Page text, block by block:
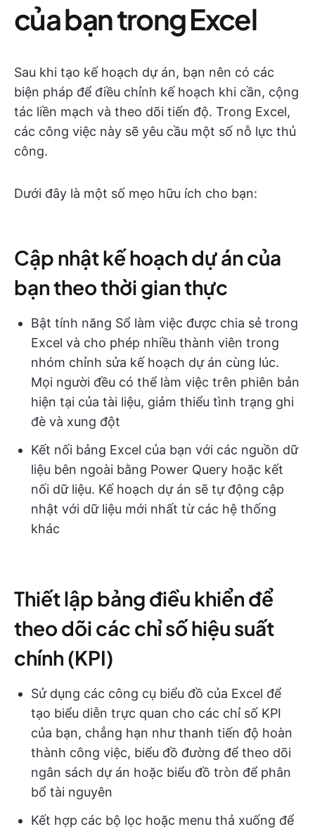
của bạn trong Excel
Sau khi tạo kế hoạch dự án, bạn nên có các
biện pháp để điều chỉnh kế hoạch khi cần, cộng
tác liền mạch và theo dõi tiến độ. Trong Excel,
các công việc này sẽ yêu cầu một số nỗ lực thủ
công.
Dưới đây là một số mẹo hữu ích cho bạn:
Cập nhật kế hoạch dự án của
bạn theo thời gian thực
Bật tính năng Sổ làm việc được chia sẻ trong
Excel và cho phép nhiều thành viên trong
nhóm chỉnh sửa kế hoạch dự án cùng lúc.
Mọi người đều có thể làm việc trên phiên bản
hiện tại của tài liệu, giảm thiểu tình trạng ghi
đè và xung đột
Kết nối bảng Excel của bạn với các nguồn dữ
liệu bên ngoài bằng Power Query hoặc kết
nối dữ liệu. Kế hoạch dự án sẽ tự động cập
nhật với dữ liệu mới nhất từ các hệ thống
khác
Thiết lập bảng điều khiển để
theo dõi các chỉ số hiệu suất
chính (KPI)
Sử dụng các công cụ biểu đồ của Excel để
tạo biểu diễn trực quan cho các chỉ số KPI
của bạn, chẳng hạn như thanh tiến độ hoàn
thành công việc, biểu đồ đường để theo dõi
ngân sách dự án hoặc biểu đồ tròn để phân
bổ tài nguyên
Kết hợp các bộ lọc hoặc menu thả xuống để